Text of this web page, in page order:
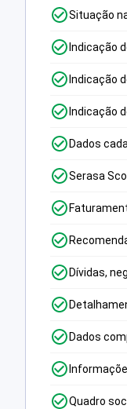
Situação
Indicação
Indicação
Indicação
Dados
Serasa
Dívidas,
Dados
Quadro